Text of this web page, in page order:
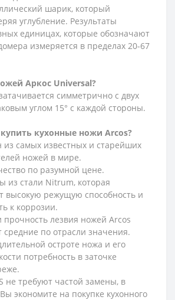
шарик, который
углубление. Результаты
единицах, которые обозначают
измеряется в пределах 20-67
Аркос Universal?
симметрично с двух
углом 15° с каждой стороны.
кухонные ножи Arcos?
из самых известных и старейших
ножей в мире.
по разумной цене.
из стали Nitrum, которая
высокую режущую способность и
к коррозии.
прочность лезвия ножей Arcos
по отрасли значения.
остроте ножа и его
потребность в заточке
не требуют частой замены, в
экономите на покупке кухонного